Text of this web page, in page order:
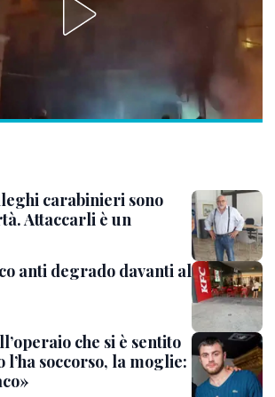
carabinieri sono
Attaccarli è un
anti degrado davanti al
che si è sentito
l’ha soccorso, la moglie: